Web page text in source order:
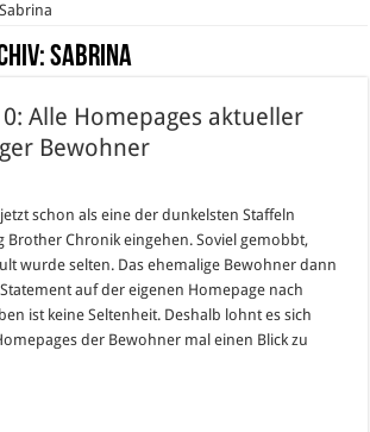
Sabrina
Sabrina
Alle Homepages aktueller
Bewohner
schon als eine der dunkelsten Staffeln
Brother Chronik eingehen. Soviel gemobbt,
wurde selten. Das ehemalige Bewohner dann
auf der eigenen Homepage nach
ist keine Seltenheit. Deshalb lohnt es sich
der Bewohner mal einen Blick zu